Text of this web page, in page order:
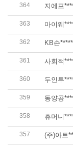
364 지에프
363 마이웨
362 KB손
361 사회적
360 두인투
359 동양공
358 휴머니
357 (주)아트